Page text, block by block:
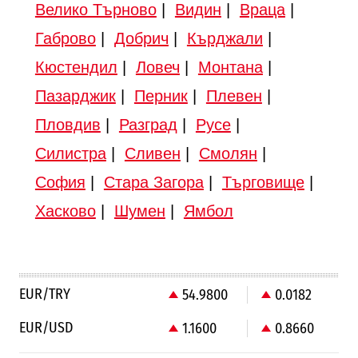
Велико Търново| Видин Враца|
Габрово| Добрич Кърджали
Кюстендил
Ловеч Монтана|
Пазарджик| Перник| Плевен
Пловдив
Разград Русе|
Силистра| Сливен Смолян
София
Стара Загора| Търговище|
Хасково| Шумен Ямбол
EUR/TRY 54.9800
0.0182
EUR/USD
1.1600 0.8660